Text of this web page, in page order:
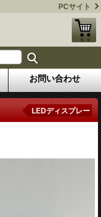
PCサイト
お問い合わせ
LEDディスプレー